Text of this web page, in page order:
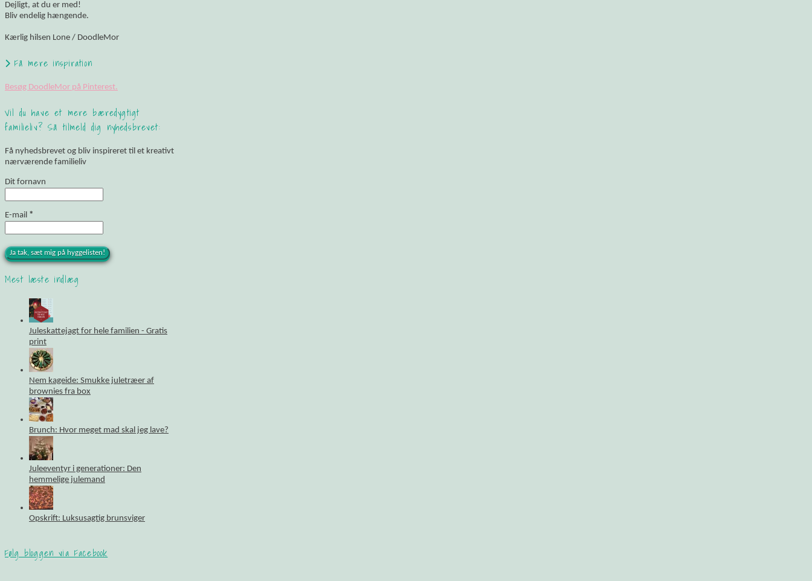
Dejligt, at du er med!
Bliv endelig hængende.
Kærlig hilsen Lone / DoodleMor
Få mere inspiration
Besøg DoodleMor på Pinterest.
Vil du have et mere bæredygtigt
familieliv? Så tilmeld dig nyhedsbrevet:
Få nyhedsbrevet og bliv inspireret til et kreativt
nærværende familieliv
Dit fornavn
E-mail *
Mest læste indlæg
Juleskattejagt for hele familien - Gratis
print
Nem kageide: Smukke juletræer af
brownies fra box
Brunch: Hvor meget mad skal jeg lave?
Juleeventyr i generationer: Den
hemmelige julemand
Opskrift: Luksusagtig brunsviger
Følg bloggen via Facebook